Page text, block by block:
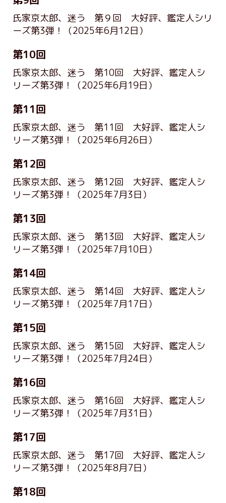
氏家京太郎、迷う 第９回 大好評、鑑定人シリ
ーズ第3弾！
（2025年6月12日）
第10回
氏家京太郎、迷う 第10回 大好評、鑑定人シ
リーズ第3弾！
（2025年6月19日）
第11回
氏家京太郎、迷う 第11回 大好評、鑑定人シ
リーズ第3弾！
（2025年6月26日）
第12回
氏家京太郎、迷う 第12回 大好評、鑑定人シ
リーズ第3弾！
（2025年7月3日）
第13回
氏家京太郎、迷う 第13回 大好評、鑑定人シ
リーズ第3弾！
（2025年7月10日）
第14回
氏家京太郎、迷う 第14回 大好評、鑑定人シ
リーズ第3弾！
（2025年7月17日）
第15回
氏家京太郎、迷う 第15回 大好評、鑑定人シ
リーズ第3弾！
（2025年7月24日）
第16回
氏家京太郎、迷う 第16回 大好評、鑑定人シ
リーズ第3弾！
（2025年7月31日）
第17回
氏家京太郎、迷う 第17回 大好評、鑑定人シ
リーズ第3弾！
（2025年8月7日）
第18回